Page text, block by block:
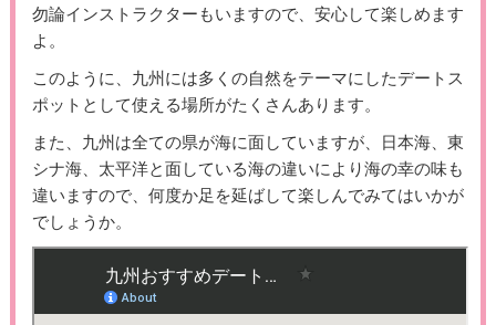
勿論インストラクターもいますので、安心して楽しめます
よ。
このように、九州には多くの自然をテーマにしたデートス
ポットとして使える場所がたくさんあります。
また、九州は全ての県が海に面していますが、日本海、東
シナ海、太平洋と面している海の違いにより海の幸の味も
違いますので、何度か足を延ばして楽しんでみてはいかが
でしょうか。